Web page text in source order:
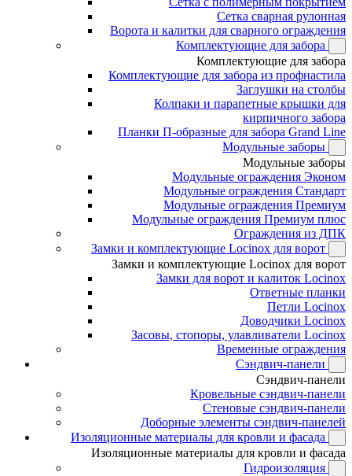
Сетка сварная рулонная
Ворота и калитки для сварного ограждения
Комплектующие для забора
Комплектующие для забора
Комплектующие для забора из профнастила
Заглушки на столбы
Колпаки и парапетные крышки для
кирпичного забора
Планки П-образные для забора Grand Line
Модульные заборы
Модульные заборы
Модульные ограждения Эконом
Модульные ограждения Стандарт
Модульные ограждения Премиум
Модульные ограждения Премиум плюс
Ограждения из ДПК
Замки и комплектующие Locinox для ворот
Замки и комплектующие Locinox для ворот
Замки для ворот и калиток Locinox
Ответные планки
Петли Locinox
Доводчики Locinox
Засовы, стопоры, улавливатели Locinox
Временные ограждения
Сэндвич-панели
Сэндвич-панели
Кровельные сэндвич-панели
Стеновые сэндвич-панели
Доборные элементы сэндвич-панелей
Изоляционные материалы для кровли и фасада
Изоляционные материалы для кровли и фасада
Гидроизоляция